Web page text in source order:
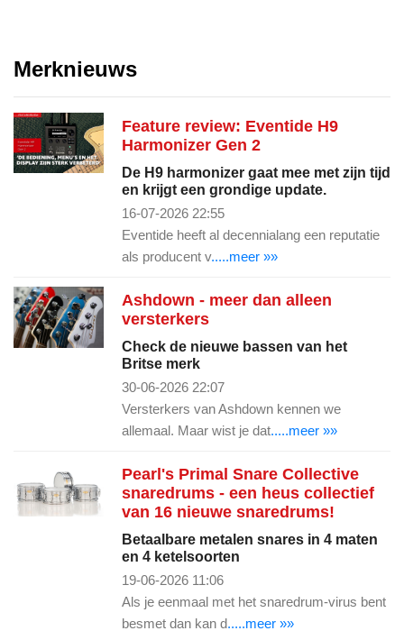
Merknieuws
Feature review: Eventide H9
Harmonizer Gen 2
De H9 harmonizer gaat mee met zijn tijd
en krijgt een grondige update.
16-07-2026 22:55
Eventide heeft al decennialang een reputatie
als producent v.....meer »»
Ashdown - meer dan alleen
versterkers
Check de nieuwe bassen van het
Britse merk
30-06-2026 22:07
Versterkers van Ashdown kennen we
allemaal. Maar wist je dat.....meer »»
Pearl's Primal Snare Collective
snaredrums - een heus collectief
van 16 nieuwe snaredrums!
Betaalbare metalen snares in 4 maten
en 4 ketelsoorten
19-06-2026 11:06
Als je eenmaal met het snaredrum-virus bent
besmet dan kan d.....meer »»